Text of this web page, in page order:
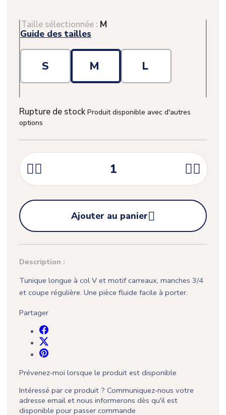
Taille sélectionnée : M
Guide des tailles
S M L
Rupture de stock Produit disponible avec d'autres
options
 

Ajouter au panier
Description :
Tunique longue à col V et motif carreaux, manches 3/4
et coupe régulière. Une pièce fluide facile à porter.
Partager
Prévenez-moi lorsque le produit est disponible
Intéressé par ce produit ? Communiquez-nous votre
adresse email et nous informerons dès qu'il est
disponible pour passer commande